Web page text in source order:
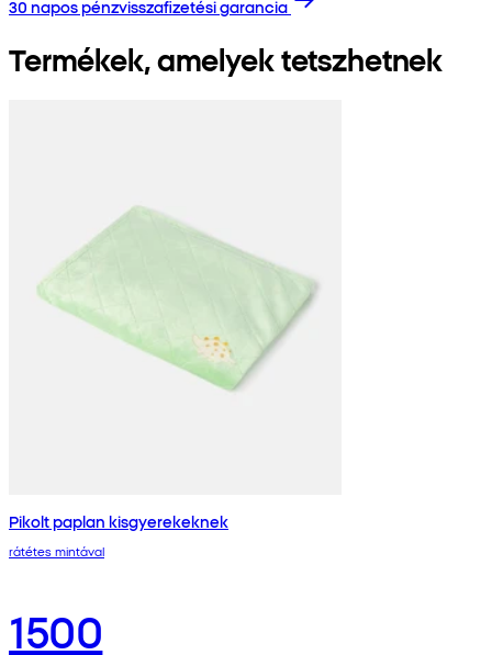
30 napos pénzvisszafizetési garancia
Termékek, amelyek tetszhetnek
Pikolt paplan kisgyerekeknek
rátétes mintával
1500